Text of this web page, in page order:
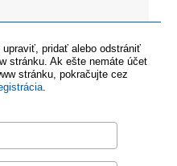
pridať alebo odstrániť
stránku. Ak ešte nemáte účet
stránku, pokračujte cez
.